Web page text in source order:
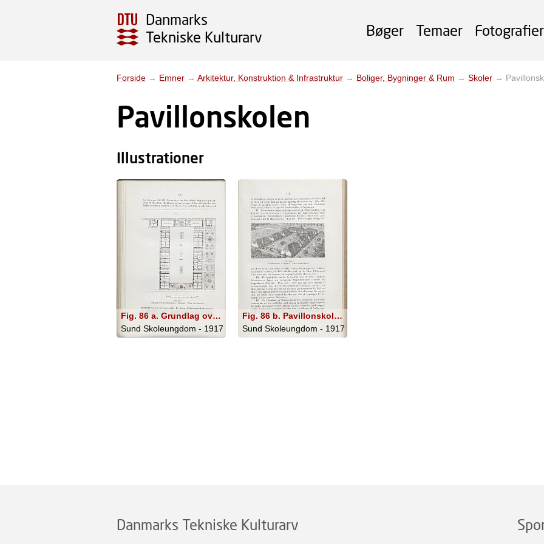
Danmarks
Tekniske Kulturarv
Bøger Temaer Fotografier
Forside → Emner → Arkitektur, Konstruktion & Infrastruktur → Boliger, Bygninger & Rum → Skoler →
Pavillonskolen
Illustrationer
Fig. 86 a. Grundlag over Pavillonskolen i Ringsted. (Efter »Architekten«).
Sund Skoleungdom - 1917
Fig. 86 b. Pavillonskolen i Ringsted. (Efter Architekten).
Sund Skoleungdom - 1917
Danmarks Tekniske Kulturarv